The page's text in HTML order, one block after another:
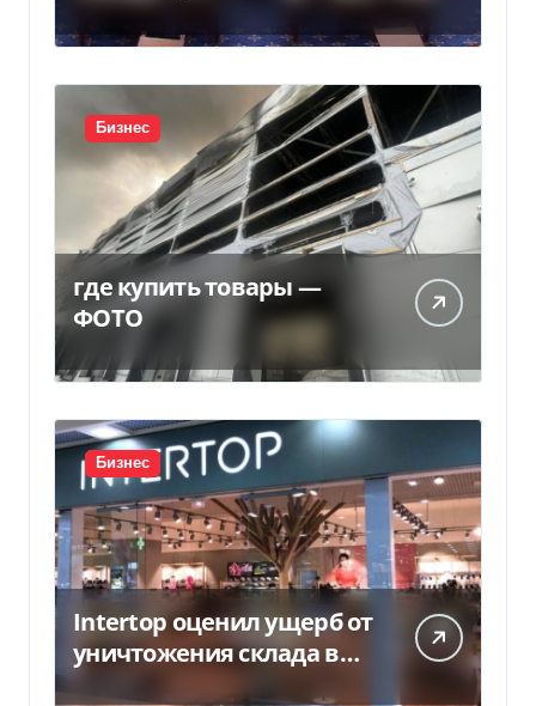
Бизнес
где купить товары —
ФОТО
Бизнес
Intertop оценил ущерб от
уничтожения склада в
450 млн грн